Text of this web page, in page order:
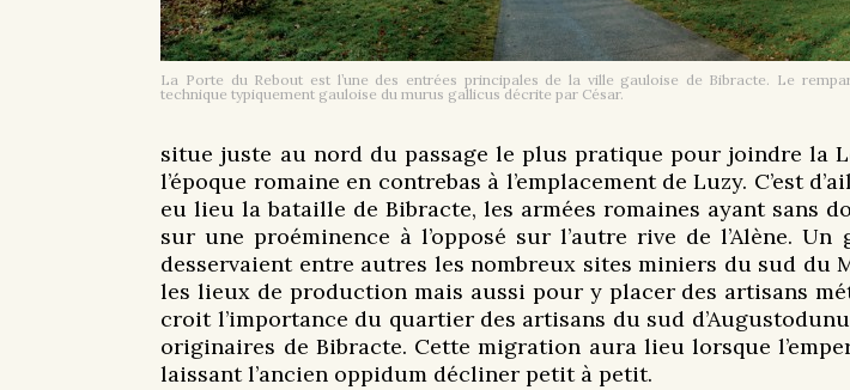
La Porte du Rebout est l’une des entrées principales de la ville gauloise de Bibracte. Le
technique typiquement gauloise du murus gallicus décrite par César.
situe juste au nord du passage le plus pratique pour joindre la
l’époque romaine en contrebas à l’emplacement de Luzy. C’est
eu lieu la bataille de Bibracte, les armées romaines ayant sans
sur une proéminence à l’opposé sur l’autre rive de l’Alène.
desservaient entre autres les nombreux sites miniers du sud
les lieux de production mais aussi pour y placer des artisans
croit l’importance du quartier des artisans du sud
originaires de Bibracte. Cette migration aura lieu lorsque
laissant l’ancien oppidum décliner petit à petit.